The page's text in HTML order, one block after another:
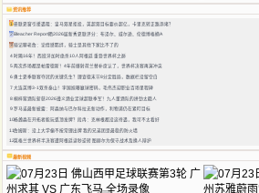
资讯推荐
1 曼联夏窗引援遇阻：皇马双星拒投，英超双目标要价超亿，卡里克转正路添堵？
2 Bleacher Report晒2026届新秀夏联评分：布泽尔、威尔逊、伦德博格摘A
3 骑记聊老詹：论情感羁绊，骑士是其他下家比不了的
4 时隔16年！西班牙加时绝杀10人阿根廷 重登世界杯之巅
5 两次炸场都是帕雷德斯！4年前爆射荷兰替补席认了，世界杯决赛再演冲突
6 勇士夏季联赛夺冠的关键先生？理查德末节8分定胜局，数据栏没留空白
7 大连英博3-1双杀泰山！李国旭曝赢球密码，毛伟杰迎职业百场里程碑
8 桐梓窖酒队斩获2026遵义酒业足球超联季军！九人董酒队的拼劲太戳人
9 罗马诺最新披露：阿森纳与巴尔科拉无新动作，利物浦仍在紧盯目标
10杨瀚森在开拓者能玩弧顶发牌？段冉：克林根都没这待遇，我可不太看好
11詹姆斯：没上大学偏不按常理出牌 我的兄弟团是最稳的防火墙
12英格兰世界杯半决赛遭阿根廷读秒逆转 图赫尔为保守战术及换人辩护
最新视频